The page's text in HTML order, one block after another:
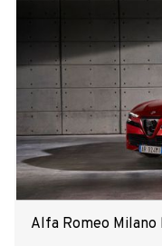
Alfa Romeo